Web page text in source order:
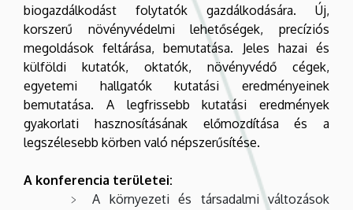
biogazdálkodást folytatók gazdálkodására. Új,
korszerű növényvédelmi lehetőségek, precíziós
megoldások feltárása, bemutatása. Jeles hazai és
külföldi kutatók, oktatók, növényvédő cégek,
egyetemi hallgatók kutatási eredményeinek
bemutatása. A legfrissebb kutatási eredmények
gyakorlati hasznosításának előmozdítása és a
legszélesebb körben való népszerűsítése.
A konferencia területei:
A környezeti és társadalmi változások